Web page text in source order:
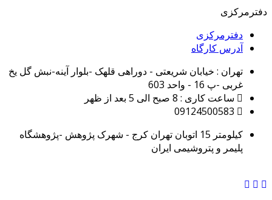
دفترمرکزی
دفترمرکزی
آدرس کارگاه
تهران : خیابان شریعتی - دوراهی قلهک -بلوار آینه-نبش گل یخ
غربی -پ 16 - واحد 603
ساعت کاری : 8 صبح الی 5 بعد از ظهر
09124500583
کیلومتر 15 اتوبان تهران کرج - شهرک پژوهش -پژوهشگاه
پلیمر و پتروشیمی ایران